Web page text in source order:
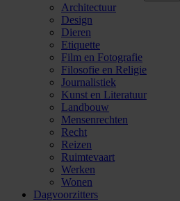
Architectuur
Design
Dieren
Etiquette
Film en Fotografie
Filosofie en Religie
Journalistiek
Kunst en Literatuur
Landbouw
Mensenrechten
Recht
Reizen
Ruimtevaart
Werken
Wonen
Dagvoorzitters